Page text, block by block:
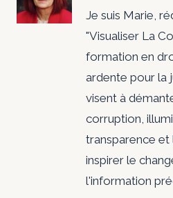
Je suis Marie,
"Visualiser La
formation en
ardente pour la
visent à
corruption,
transparence et
inspirer le
l'information